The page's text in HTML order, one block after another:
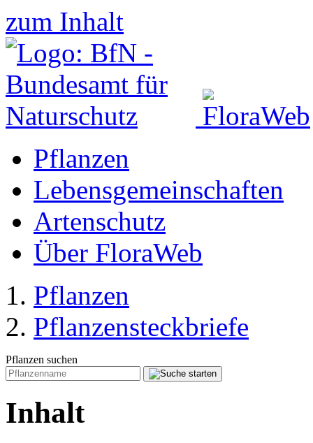
zum Inhalt
Pflanzen
Lebensgemeinschaften
Artenschutz
Über FloraWeb
Pflanzen
Pflanzensteckbriefe
Pflanzen suchen
Inhalt